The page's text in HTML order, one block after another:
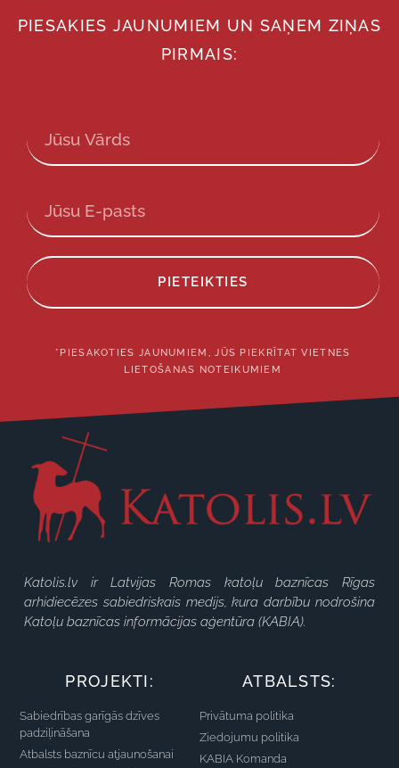
PIESAKIES JAUNUMIEM UN SAŅEM ZIŅAS
PIRMAIS:
PIETEIKTIES
*PIESAKOTIES JAUNUMIEM, JŪS PIEKRĪTAT VIETNES
LIETOŠANAS NOTEIKUMIEM
Katolis.lv ir Latvijas Romas katoļu baznīcas Rīgas
arhidiecēzes sabiedriskais medijs, kura darbību nodrošina
Katoļu baznīcas informācijas aģentūra (KABIA).
PROJEKTI:
Sabiedrības garīgās dzīves
padziļināšana
Atbalsts baznīcu atjaunošanai
ATBALSTS:
Privātuma politika
Ziedojumu politika
KABIA Komanda